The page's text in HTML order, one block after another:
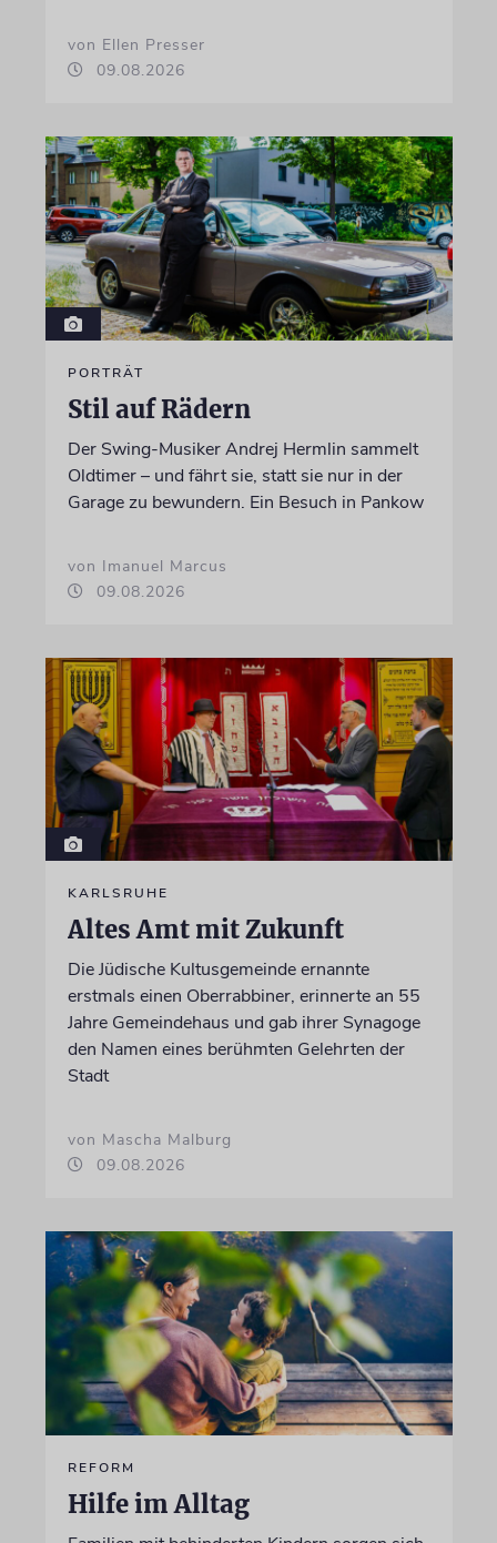
von Ellen Presser
09.08.2026
PORTRÄT
Stil auf Rädern
Der Swing-Musiker Andrej Hermlin sammelt
Oldtimer – und fährt sie, statt sie nur in der
Garage zu bewundern. Ein Besuch in Pankow
von Imanuel Marcus
09.08.2026
KARLSRUHE
Altes Amt mit Zukunft
Die Jüdische Kultusgemeinde ernannte
erstmals einen Oberrabbiner, erinnerte an 55
Jahre Gemeindehaus und gab ihrer Synagoge
den Namen eines berühmten Gelehrten der
Stadt
von Mascha Malburg
09.08.2026
REFORM
Hilfe im Alltag